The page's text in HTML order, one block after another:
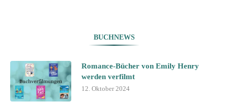
BUCHNEWS
Romance-Bücher von Emily Henry
werden verfilmt
12. Oktober 2024